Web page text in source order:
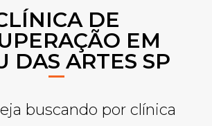
DE
EM
DAS ARTES SP
buscando por clínica